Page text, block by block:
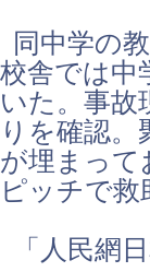
同中学の
校舎では中
いた。事故
りを確認
が埋まって
ピッチで救
「人民網